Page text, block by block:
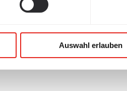
Auswahl erlauben